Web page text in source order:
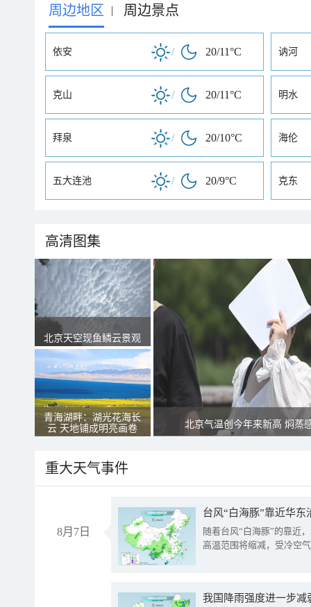
周边地区 | 周边景点
依安 / 20/11°C 讷河
克山 / 20/11°C 明水
拜泉 / 20/10°C 海伦
五大连池 / 20/9°C 克东
高清图集
北京天空现鱼鳞云景观
青海湖畔：湖光花海长
云 天地铺成明亮画卷
北京气温创今年来新高 焖蒸
重大天气事件
8月7日
台风“白海豚”靠近华
随着台风“白海豚”的靠近
高温范围将缩减，受冷空